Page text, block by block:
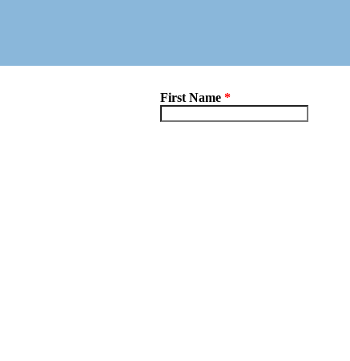
First Name *